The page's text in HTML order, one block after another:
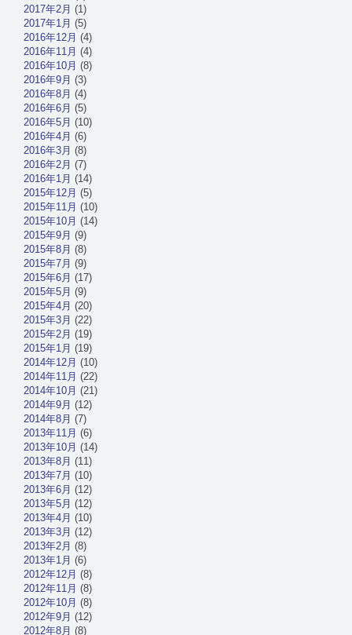
2017年2月 (1)
2017年1月 (5)
2016年12月 (4)
2016年11月 (4)
2016年10月 (8)
2016年9月 (3)
2016年8月 (4)
2016年6月 (5)
2016年5月 (10)
2016年4月 (6)
2016年3月 (8)
2016年2月 (7)
2016年1月 (14)
2015年12月 (5)
2015年11月 (10)
2015年10月 (14)
2015年9月 (9)
2015年8月 (8)
2015年7月 (9)
2015年6月 (17)
2015年5月 (9)
2015年4月 (20)
2015年3月 (22)
2015年2月 (19)
2015年1月 (19)
2014年12月 (10)
2014年11月 (22)
2014年10月 (21)
2014年9月 (12)
2014年8月 (7)
2013年11月 (6)
2013年10月 (14)
2013年8月 (11)
2013年7月 (10)
2013年6月 (12)
2013年5月 (12)
2013年4月 (10)
2013年3月 (12)
2013年2月 (8)
2013年1月 (6)
2012年12月 (8)
2012年11月 (8)
2012年10月 (8)
2012年9月 (12)
2012年8月 (8)